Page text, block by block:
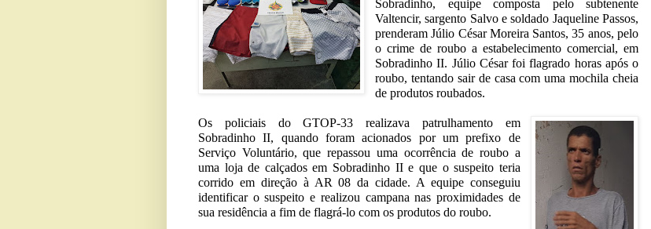
Sobradinho, equipe composta pelo subtenente
Valtencir, sargento Salvo e soldado Jaqueline Passos,
prenderam Júlio César Moreira Santos, 35 anos, pelo
o crime de roubo a estabelecimento comercial, em
Sobradinho II. Júlio César foi flagrado horas após o
roubo, tentando sair de casa com uma mochila cheia
de produtos roubados.
Os policiais do GTOP-33 realizava patrulhamento em
Sobradinho II, quando foram acionados por um prefixo de
Serviço Voluntário, que repassou uma ocorrência de roubo a
uma loja de calçados em Sobradinho II e que o suspeito teria
corrido em direção à AR 08 da cidade. A equipe conseguiu
identificar o suspeito e realizou campana nas proximidades de
sua residência a fim de flagrá-lo com os produtos do roubo.